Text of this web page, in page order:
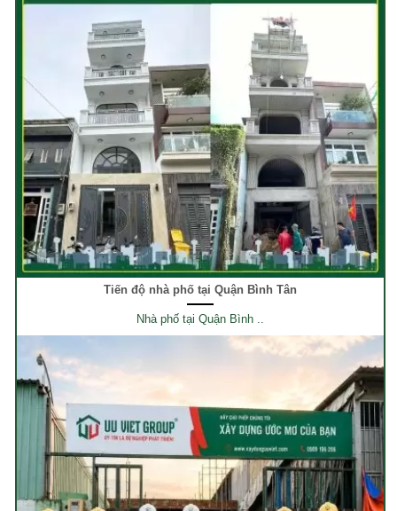
Tiến độ nhà phố tại Quận Bình Tân
Nhà phố tại Quận Bình ..